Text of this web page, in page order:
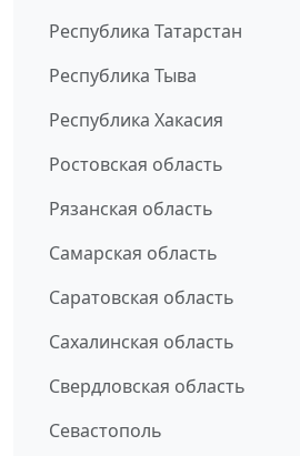
Республика Татарстан
Республика Тыва
Республика Хакасия
Ростовская область
Рязанская область
Самарская область
Саратовская область
Сахалинская область
Свердловская область
Севастополь